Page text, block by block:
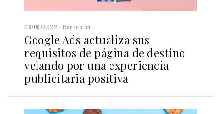
08/09/2022 Redacción
Google Ads actualiza sus
requisitos de página de destino
velando por una experiencia
publicitaria positiva